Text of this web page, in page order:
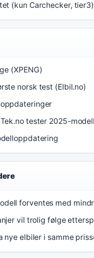
(kun Carchecker, tier3)
(XPENG)
norsk test (Elbil.no)
tester 2025-
forventes med
vil trolig følge
nye elbiler i samme